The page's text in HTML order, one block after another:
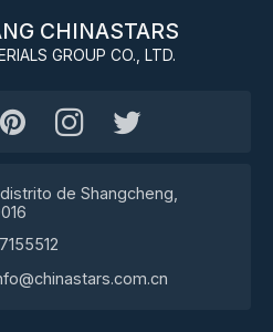
CHINASTARS
GROUP CO., LTD.
de Shangcheng,